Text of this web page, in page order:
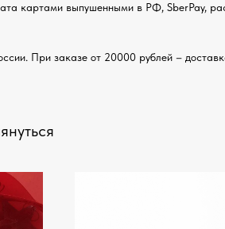
картами выпушенными в РФ, SberPay,
При заказе от 20000 рублей –